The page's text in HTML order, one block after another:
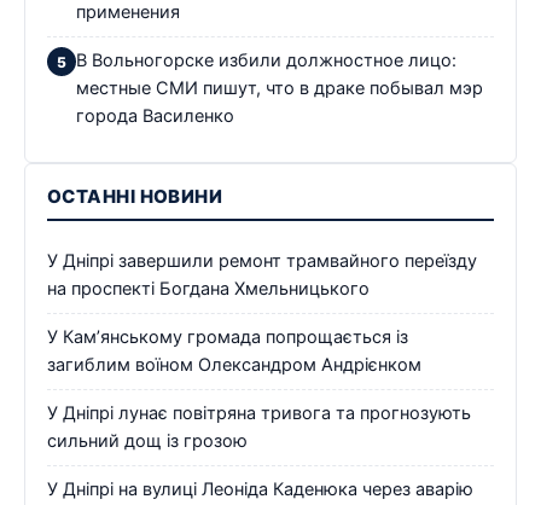
применения
В Вольногорске избили должностное лицо:
местные СМИ пишут, что в драке побывал мэр
города Василенко
ОСТАННІ НОВИНИ
У Дніпрі завершили ремонт трамвайного переїзду
на проспекті Богдана Хмельницького
У Кам’янському громада попрощається із
загиблим воїном Олександром Андрієнком
У Дніпрі лунає повітряна тривога та прогнозують
сильний дощ із грозою
У Дніпрі на вулиці Леоніда Каденюка через аварію